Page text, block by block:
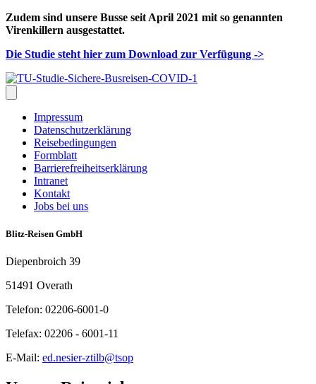
Zudem sind unsere Busse seit April 2021 mit so genannten
Virenkillern ausgestattet.
Die Studie steht hier zum Download zur Verfügung ->
Impressum
Datenschutzerklärung
Reisebedingungen
Formblatt
Barrierefreiheitserklärung
Intranet
Kontakt
Jobs bei uns
Blitz-Reisen GmbH
Diepenbroich 39
51491 Overath
Telefon: 02206-6001-0
Telefax: 02206 - 6001-11
E-Mail: ed.nesier-ztilb@tsop